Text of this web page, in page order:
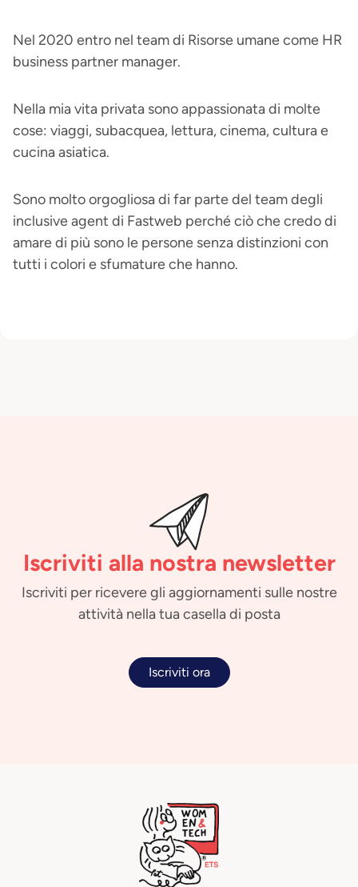
Nel 2020 entro nel team di Risorse umane come HR
business partner manager.
Nella mia vita privata sono appassionata di molte
cose: viaggi, subacquea, lettura, cinema, cultura e
cucina asiatica.
Sono molto orgogliosa di far parte del team degli
inclusive agent di Fastweb perché ciò che credo di
amare di più sono le persone senza distinzioni con
tutti i colori e sfumature che hanno.
Iscriviti alla nostra newsletter
Iscriviti per ricevere gli aggiornamenti sulle nostre
attività nella tua casella di posta
Iscriviti ora